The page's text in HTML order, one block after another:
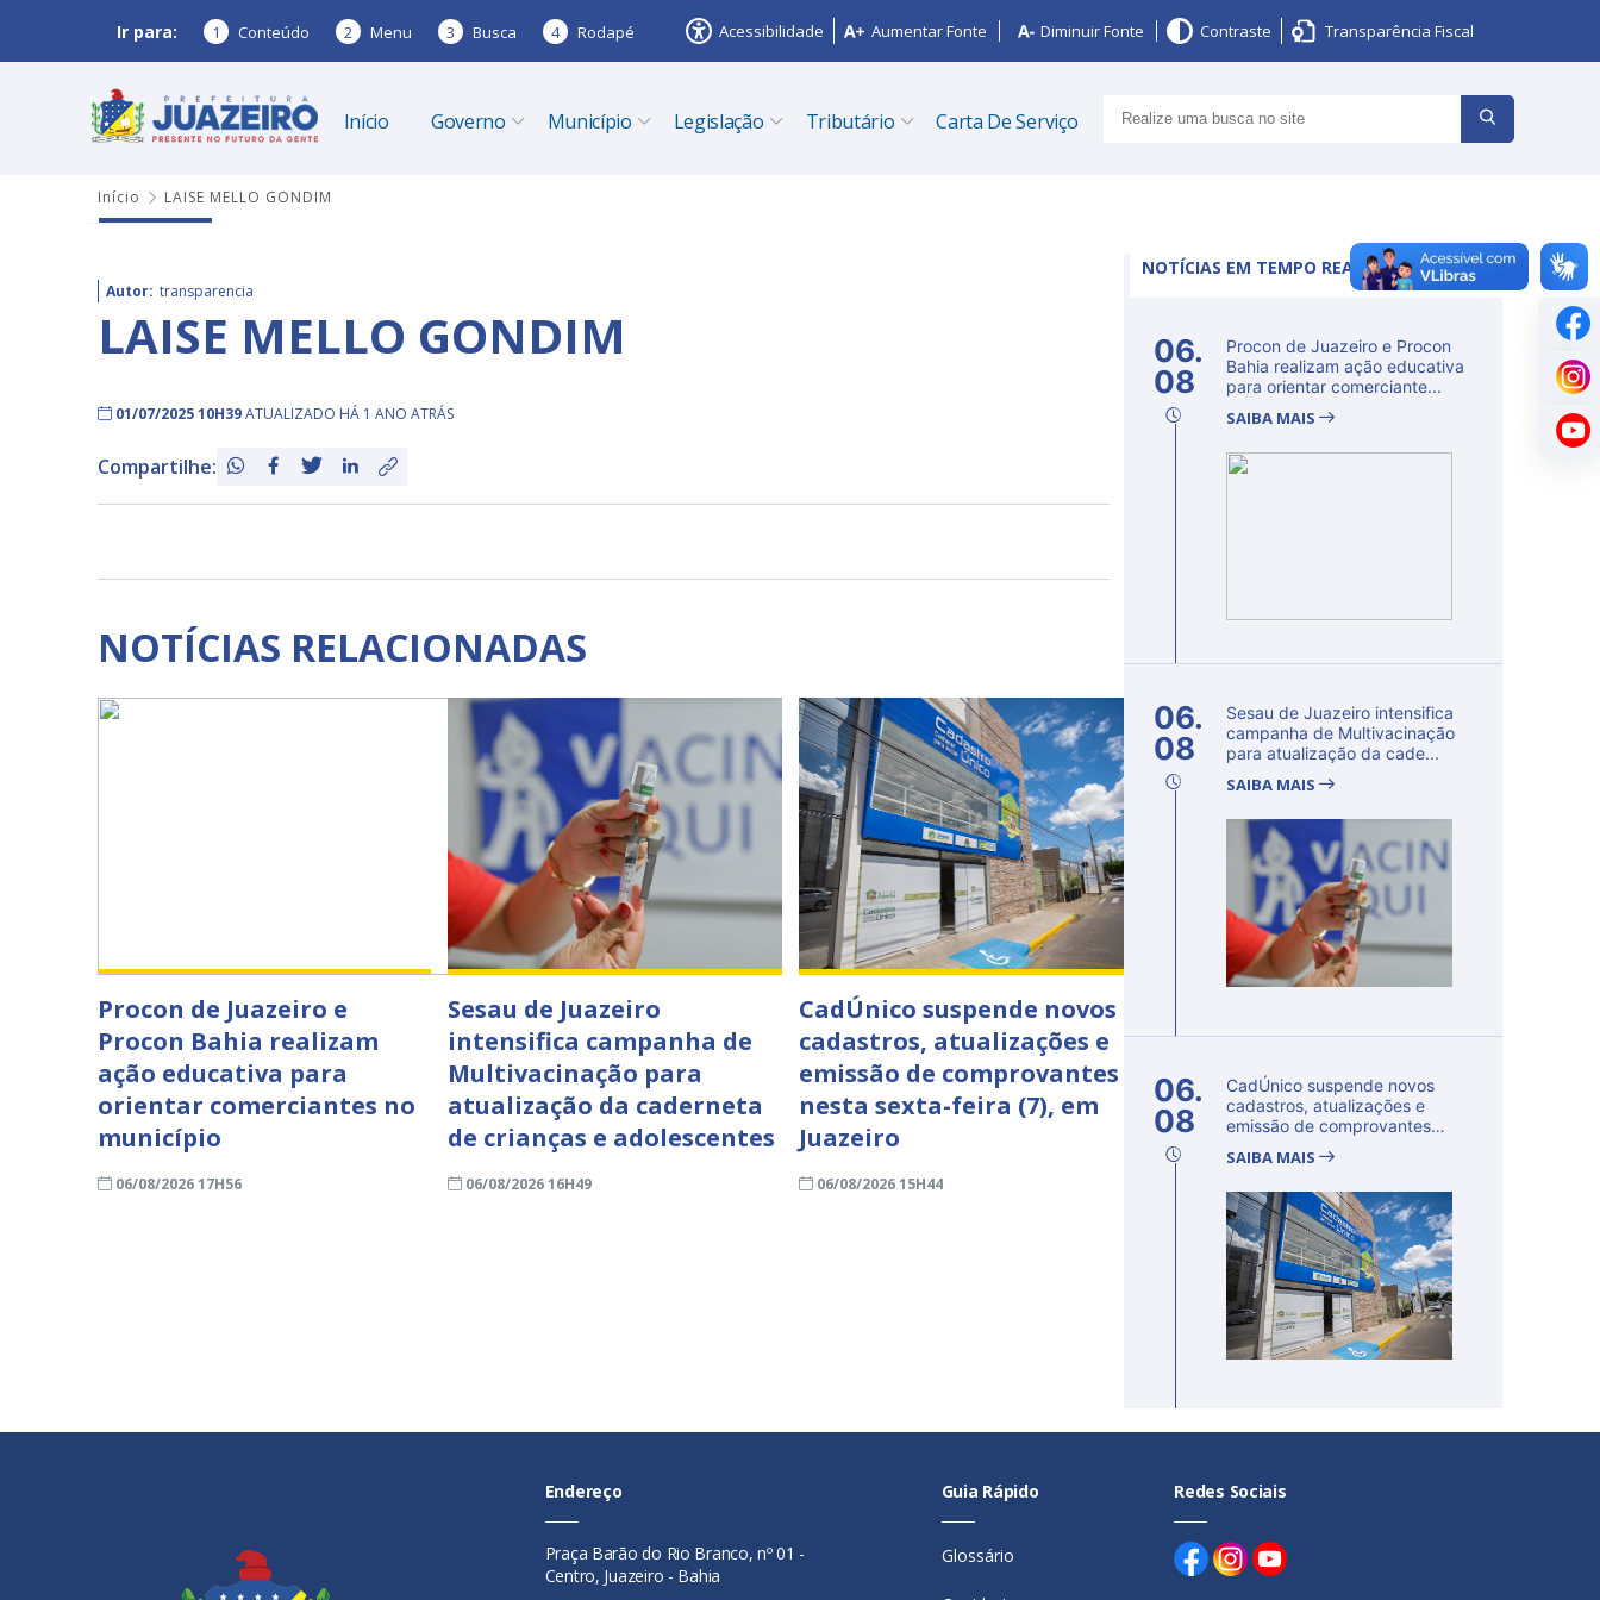
Ir para: 1 Conteúdo 2 Menu 3 Busca 4 Rodapé Acessibilidade Aumentar Fonte Diminuir Fonte Contraste Transparência Fiscal
Início Governo Município Legislação Tributário Carta De Serviço
Início LAISE MELLO GONDIM
Autor: transparencia
LAISE MELLO GONDIM
01/07/2025 10H39ATUALIZADO HÁ 1 ANO ATRÁS
Compartilhe:
NOTÍCIAS RELACIONADAS
Procon de Juazeiro e
Procon Bahia realizam
ação educativa para
orientar comerciantes no
município
06/08/2026 17H56
Sesau de Juazeiro
intensifica campanha de
Multivacinação para
atualização da caderneta
de crianças e adolescentes
06/08/2026 16H49
CadÚnico suspende novos
cadastros, atualizações e
emissão de comprovantes
nesta sexta-feira (7), em
Juazeiro
06/08/2026 15H44
NOTÍCIAS EM TEMPO REAL
06.
08
Procon de Juazeiro e Procon
Bahia realizam ação educativa
para orientar comerciante...
SAIBA MAIS
06.
08
Sesau de Juazeiro intensifica
campanha de Multivacinação
para atualização da cade...
SAIBA MAIS
06.
08
CadÚnico suspende novos
cadastros, atualizações e
emissão de comprovantes
SAIBA MAIS
Endereço
Praça Barão do Rio Branco, nº 01 -
Centro, Juazeiro - Bahia
Guia Rápido
Glossário
Redes Sociais